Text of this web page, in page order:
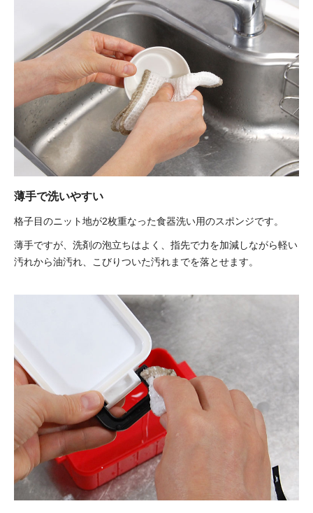
薄手で洗いやすい
格子目のニット地が2枚重なった食器洗い用のスポンジです。
薄手ですが、洗剤の泡立ちはよく、指先で力を加減しながら軽い
汚れから油汚れ、こびりついた汚れまでを落とせます。